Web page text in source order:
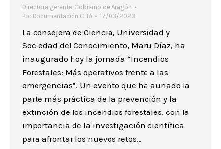
Directora gerente Gobierno de Aragón
Por Documentación CITA 17/03/2023
La consejera de Ciencia, Universidad y
Sociedad del Conocimiento, Maru Díaz, ha
inaugurado hoy la jornada “Incendios
Forestales: Más operativos frente a las
emergencias”. Un evento que ha aunado la
parte más práctica de la prevención y la
extinción de los incendios forestales, con la
importancia de la investigación científica
para afrontar los nuevos retos…